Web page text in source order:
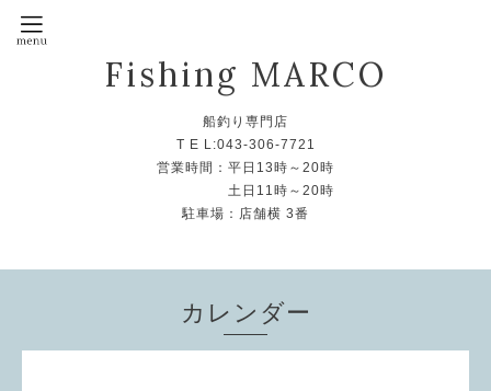
Fishing MARCO
船釣り専門店
T E L:043-306-7721
営業時間：平日13時～20時
土日11時～20時
駐車場：店舗横 3番
カレンダー